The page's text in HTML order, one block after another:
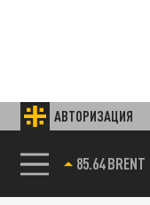
АВТОРИЗАЦИЯ
85.64 BRENT